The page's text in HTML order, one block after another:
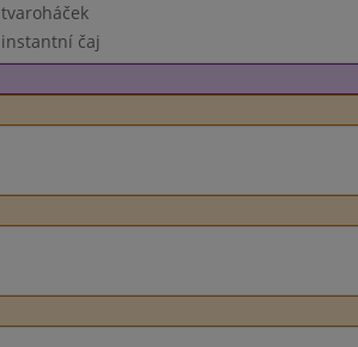
tvaroháček
instantní čaj